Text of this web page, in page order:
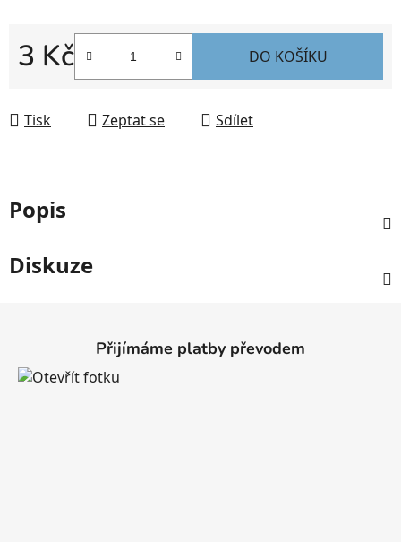
3 Kč
Měrná cena:
DO KOŠÍKU
Tisk Zeptat se Sdílet
Popis
Diskuze
Přijímáme platby převodem